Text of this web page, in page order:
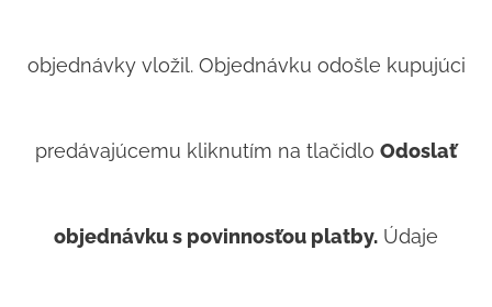
objednávky vložil. Objednávku odošle kupujúci
predávajúcemu kliknutím na tlačidlo Odoslať
objednávku s povinnosťou platby. Údaje